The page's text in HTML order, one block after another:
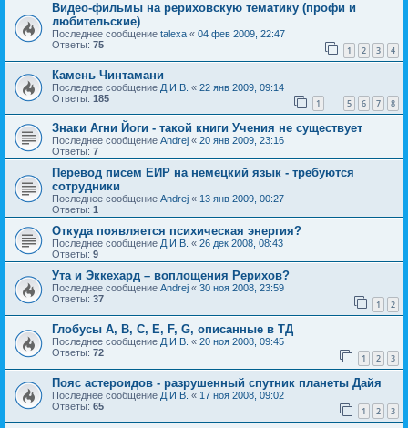
Видео-фильмы на рериховскую тематику (профи и
любительские)
Последнее сообщение talexa « 04 фев 2009, 22:47
Ответы: 75 1 2 3 4
Камень Чинтамани
Последнее сообщение Д.И.В. « 22 янв 2009, 09:14
Ответы: 185 1 5 6 7 8
Знаки Агни Йоги - такой книги Учения не существует
Последнее сообщение Andrej « 20 янв 2009, 23:16
Ответы: 7
Перевод писем ЕИР на немецкий язык - требуются
сотрудники
Последнее сообщение Andrej « 13 янв 2009, 00:27
Ответы: 1
Откуда появляется психическая энергия?
Последнее сообщение Д.И.В. « 26 дек 2008, 08:43
Ответы: 9
Ута и Эккехард – воплощения Рерихов?
Последнее сообщение Andrej « 30 ноя 2008, 23:59
Ответы: 37 1 2
Глобусы A, B, C, E, F, G, описанные в ТД
Последнее сообщение Д.И.В. « 20 ноя 2008, 09:45
Ответы: 72 1 2 3
Пояс астероидов - разрушенный спутник планеты Дайя
Последнее сообщение Д.И.В. « 17 ноя 2008, 09:02
Ответы: 65 1 2 3